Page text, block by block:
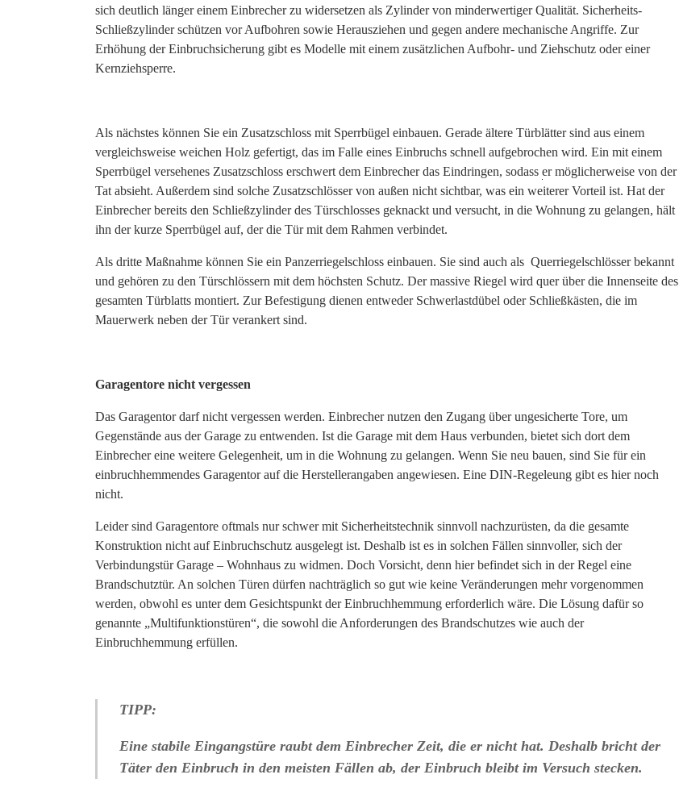
Suchen
nach:
sich deutlich länger einem Einbrecher zu widersetzen als Zylinder von minderwertiger Qualität. Sicherheits-
Schließzylinder schützen vor Aufbohren sowie Herausziehen und gegen andere mechanische Angriffe. Zur
Erhöhung der Einbruchsicherung gibt es Modelle mit einem zusätzlichen Aufbohr- und Ziehschutz oder einer
Kernziehsperre.
Als nächstes können Sie ein Zusatzschloss mit Sperrbügel einbauen. Gerade ältere Türblätter sind aus einem
vergleichsweise weichen Holz gefertigt, das im Falle eines Einbruchs schnell aufgebrochen wird. Ein mit einem
Sperrbügel versehenes Zusatzschloss erschwert dem Einbrecher das Eindringen, sodass er möglicherweise von der
Tat absieht. Außerdem sind solche Zusatzschlösser von außen nicht sichtbar, was ein weiterer Vorteil ist. Hat der
Einbrecher bereits den Schließzylinder des Türschlosses geknackt und versucht, in die Wohnung zu gelangen, hält
ihn der kurze Sperrbügel auf, der die Tür mit dem Rahmen verbindet.
Als dritte Maßnahme können Sie ein Panzerriegelschloss einbauen. Sie sind auch als Querriegelschlösser bekannt
und gehören zu den Türschlössern mit dem höchsten Schutz. Der massive Riegel wird quer über die Innenseite des
gesamten Türblatts montiert. Zur Befestigung dienen entweder Schwerlastdübel oder Schließkästen, die im
Mauerwerk neben der Tür verankert sind.
Garagentore nicht vergessen
Das Garagentor darf nicht vergessen werden. Einbrecher nutzen den Zugang über ungesicherte Tore, um
Gegenstände aus der Garage zu entwenden. Ist die Garage mit dem Haus verbunden, bietet sich dort dem
Einbrecher eine weitere Gelegenheit, um in die Wohnung zu gelangen. Wenn Sie neu bauen, sind Sie für ein
einbruchhemmendes Garagentor auf die Herstellerangaben angewiesen. Eine DIN-Regeleung gibt es hier noch
nicht.
Leider sind Garagentore oftmals nur schwer mit Sicherheitstechnik sinnvoll nachzurüsten, da die gesamte
Konstruktion nicht auf Einbruchschutz ausgelegt ist. Deshalb ist es in solchen Fällen sinnvoller, sich der
Verbindungstür Garage – Wohnhaus zu widmen. Doch Vorsicht, denn hier befindet sich in der Regel eine
Brandschutztür. An solchen Türen dürfen nachträglich so gut wie keine Veränderungen mehr vorgenommen
werden, obwohl es unter dem Gesichtspunkt der Einbruchhemmung erforderlich wäre. Die Lösung dafür so
genannte „Multifunktionstüren“, die sowohl die Anforderungen des Brandschutzes wie auch der
Einbruchhemmung erfüllen.
TIPP:
Eine stabile Eingangstüre raubt dem Einbrecher Zeit, die er nicht hat. Deshalb bricht der
Täter den Einbruch in den meisten Fällen ab, der Einbruch bleibt im Versuch stecken.